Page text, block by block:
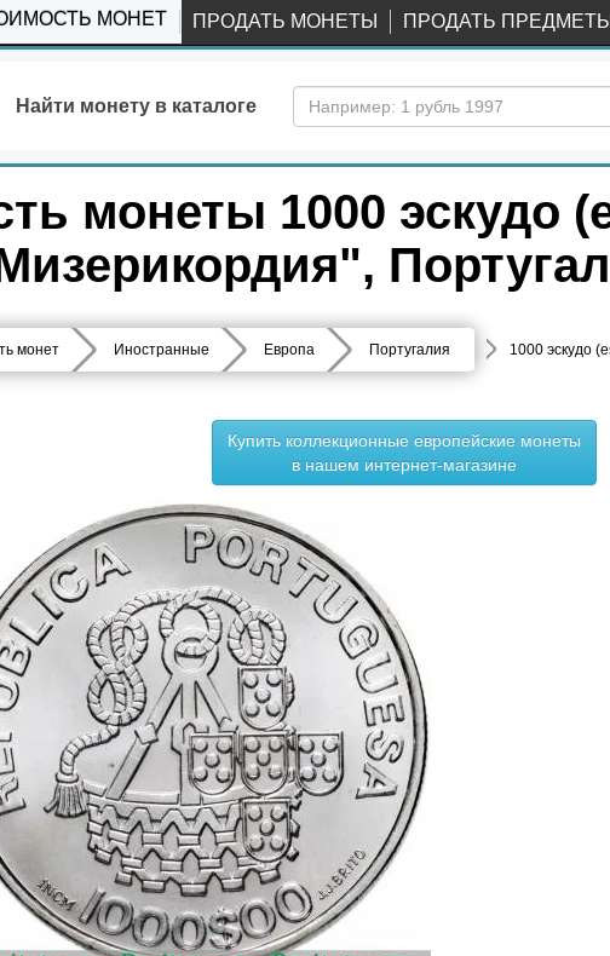
МОНЕТ ПРОДАТЬ МОНЕТЫ ПРОДАТЬ
Найти монету в каталоге
монеты 1000 эскудо
монет Иностранные Европа Португалия 1000 эскудо
Купить коллекционные европейские монеты
в нашем интернет-магазине